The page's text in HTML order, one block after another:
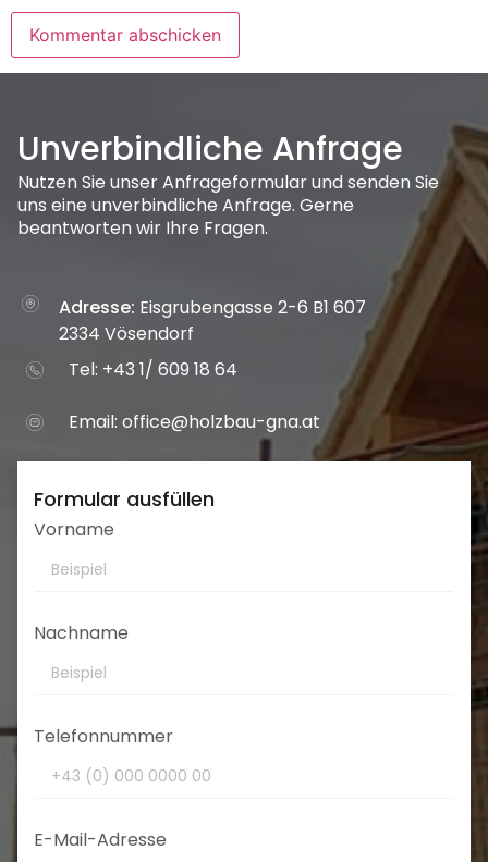
Unverbindliche Anfrage
Nutzen Sie unser Anfrageformular und senden Sie
uns eine unverbindliche Anfrage. Gerne
beantworten wir Ihre Fragen.
Adresse: Eisgrubengasse 2-6 B1 607
2334 Vösendorf
Tel: +43 1/ 609 18 64
Email: office@holzbau-gna.at
Formular ausfüllen
Vorname
Nachname
Telefonnummer
E-Mail-Adresse